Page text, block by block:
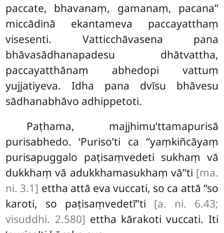
paccate, bhavanaṃ, gamanaṃ, pacana’’
miccādinā ekantameva paccayatthaṃ
visesenti. Vatticchāvasena pana
bhāvasādhanapadesu dhātvattha,
paccayatthānaṃ abhedopi vattuṃ
yujjatiyeva. Idha pana dvīsu bhāvesu
sādhanabhāvo adhippetoti.
Paṭhama, majjhimu’ttamapurisā
purisabhedo. ‘Puriso’ti ca ‘‘yaṃkiñcāyaṃ
purisapuggalo paṭisaṃvedeti sukhaṃ vā
dukkhaṃ vā adukkhamasukhaṃ vā’’ti [ma.
ni. 3.1] ettha attā eva vuccati, so ca attā ‘‘so
karoti, so paṭisaṃvedetī’’ti [a. ni. 6.43;
visuddhi. 2.580] ettha kārakoti vuccati. Iti